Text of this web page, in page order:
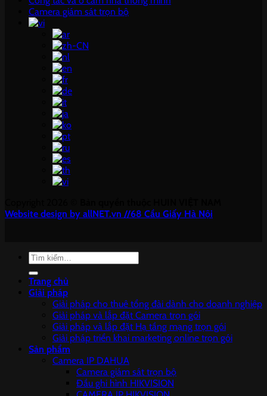
Camera giám sát trọn bộ
Website design by allNET.vn //68 Cầu Giấy Hà Nội
Tìm
kiếm:
Trang chủ
Giải pháp
Giải pháp cho thuê tổng đài dành cho doanh nghiệp
Giải pháp và lắp đặt Camera trọn gói
Giải pháp và lắp đặt Hạ tầng mạng trọn gói
Giải pháp triển khai marketing online trọn gói
Sản phẩm
Camera IP DAHUA
Camera giám sát trọn bộ
Đầu ghi hình HIKVISION